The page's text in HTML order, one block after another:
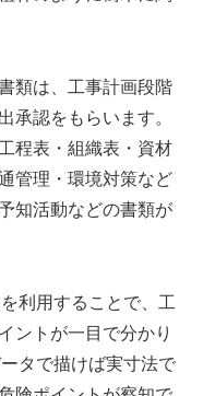
類は、工事計画段階
承認をもらいます。
程表・組織表・資材
管理・環境対策など
知活動などの書類が
利用することで、工
ントが一目で分かり
タで描けば実寸法で